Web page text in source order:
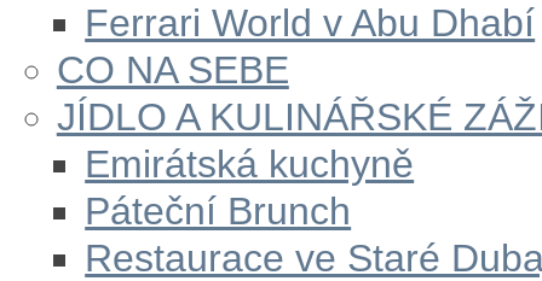
Ferrari World v Abu Dhabí
CO NA SEBE
JÍDLO A KULINÁŘSKÉ
Emirátská kuchyně
Páteční Brunch
Restaurace ve Staré